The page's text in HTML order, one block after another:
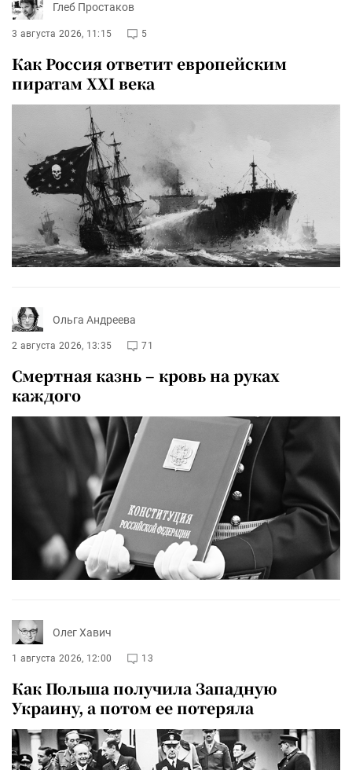
Глеб Простаков
3 августа 2026, 11:15 5
Как Россия ответит европейским
пиратам XXI века
Ольга Андреева
2 августа 2026, 13:35 71
Смертная казнь – кровь на руках
каждого
Олег Хавич
1 августа 2026, 12:00 13
Как Польша получила Западную
Украину, а потом ее потеряла